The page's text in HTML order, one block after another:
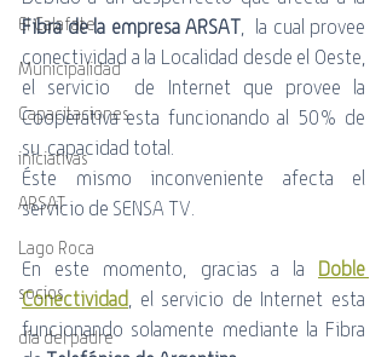
El Calafate
Municipalidad
Capacitaciones
iniciativas
ARSAT
Lago Roca
socios
día del padre
Fibra de la empresa ARSAT ,  la cual provee
conectividad a la Localidad desde el Oeste,
el servicio  de Internet que provee la
Cooperativa esta funcionando al 50% de
su  capacidad total.
Éste mismo inconveniente afecta el
servicio de SENSA TV.
En este momento, gracias a la Doble
Conectividad , el servicio de Internet esta
funcionando solamente mediante la Fibra